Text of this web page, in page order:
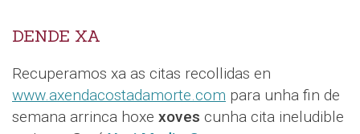
DENDE XA
Recuperamos xa as citas recollidas en
www.axendacostadamorte.com para unha fin de
semana arrinca hoxe xoves cunha cita ineludible